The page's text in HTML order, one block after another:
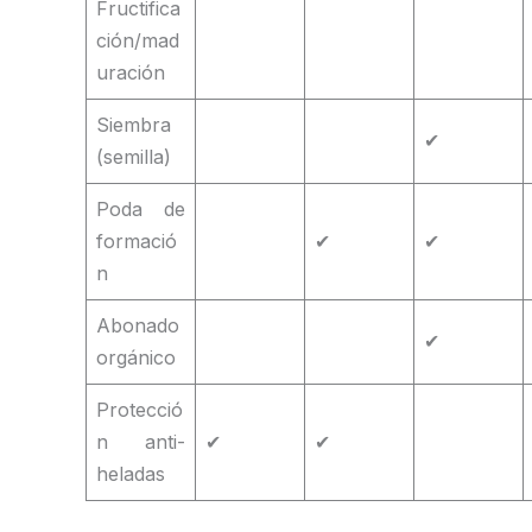
Fructifica
ción/mad
uración
Siembra
(semilla)
✔
Poda de
formació
n
✔ ✔
Abonado
orgánico
✔
Protecció
n anti-
heladas
✔ ✔